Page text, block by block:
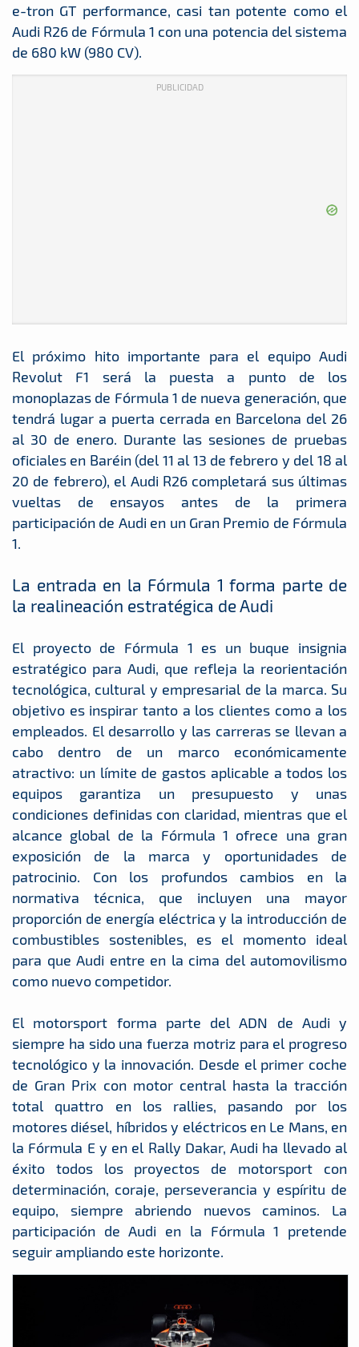
e-tron GT performance, casi tan potente como el
Audi R26 de Fórmula 1 con una potencia del sistema
de 680 kW (980 CV).
PUBLICIDAD
El próximo hito importante para el equipo Audi
Revolut F1 será la puesta a punto de los
monoplazas de Fórmula 1 de nueva generación, que
tendrá lugar a puerta cerrada en Barcelona del 26
al 30 de enero. Durante las sesiones de pruebas
oficiales en Baréin (del 11 al 13 de febrero y del 18 al
20 de febrero), el Audi R26 completará sus últimas
vueltas de ensayos antes de la primera
participación de Audi en un Gran Premio de Fórmula
1.
La entrada en la Fórmula 1 forma parte de
la realineación estratégica de Audi
El proyecto de Fórmula 1 es un buque insignia
estratégico para Audi, que refleja la reorientación
tecnológica, cultural y empresarial de la marca. Su
objetivo es inspirar tanto a los clientes como a los
empleados. El desarrollo y las carreras se llevan a
cabo dentro de un marco económicamente
atractivo: un límite de gastos aplicable a todos los
equipos garantiza un presupuesto y unas
condiciones definidas con claridad, mientras que el
alcance global de la Fórmula 1 ofrece una gran
exposición de la marca y oportunidades de
patrocinio. Con los profundos cambios en la
normativa técnica, que incluyen una mayor
proporción de energía eléctrica y la introducción de
combustibles sostenibles, es el momento ideal
para que Audi entre en la cima del automovilismo
como nuevo competidor.
El motorsport forma parte del ADN de Audi y
siempre ha sido una fuerza motriz para el progreso
tecnológico y la innovación. Desde el primer coche
de Gran Prix con motor central hasta la tracción
total quattro en los rallies, pasando por los
motores diésel, híbridos y eléctricos en Le Mans, en
la Fórmula E y en el Rally Dakar, Audi ha llevado al
éxito todos los proyectos de motorsport con
determinación, coraje, perseverancia y espíritu de
equipo, siempre abriendo nuevos caminos. La
participación de Audi en la Fórmula 1 pretende
seguir ampliando este horizonte.